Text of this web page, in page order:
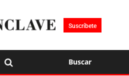
Suscríbete
Buscar